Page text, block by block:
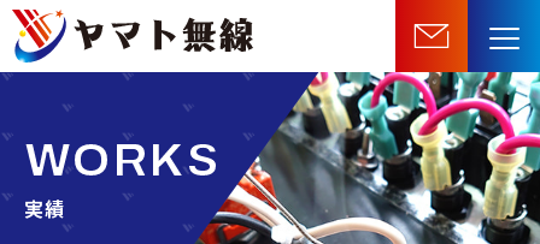
船
舶
器・
無
線
機
実績
WORKS